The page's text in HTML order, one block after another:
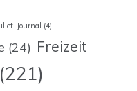
Journal (4)
(24) Freizeit
(221)